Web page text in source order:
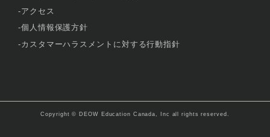
アクセス
個人情報保護方針
カスタマーハラスメントに対する行動指針
Copyright © DEOW Education Canada, Inc all rights reserved.